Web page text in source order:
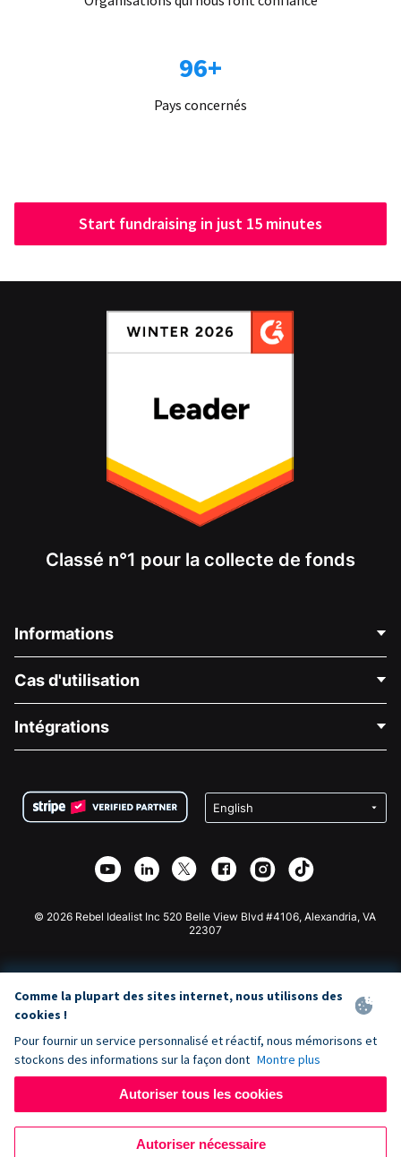
96+
Pays concernés
Start fundraising in just 15 minutes
Classé n°1 pour la collecte de fonds
Informations
À propos de nous
Carrières
Confidentialité
Partenariat d'affiliation
Bibliothèque
Cas d'utilisation
Collecte de fonds médicale
Collecte de fonds caritative
Intégrations
Plugin de don Wix
Application de don Webflow
Don Joomla
© 2026 Rebel Idealist Inc 520 Belle View Blvd #4106, Alexandria, VA
22307
Comme la plupart des sites internet, nous utilisons des
cookies !
Pour fournir un service personnalisé et réactif, nous mémorisons et
stockons des informations sur la façon dont Montre plus
Autoriser tous les cookies
Autoriser nécessaire